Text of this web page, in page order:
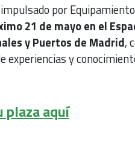
por
21 de mayo en el
y Puertos de Madrid,
experiencias y
plaza aquí